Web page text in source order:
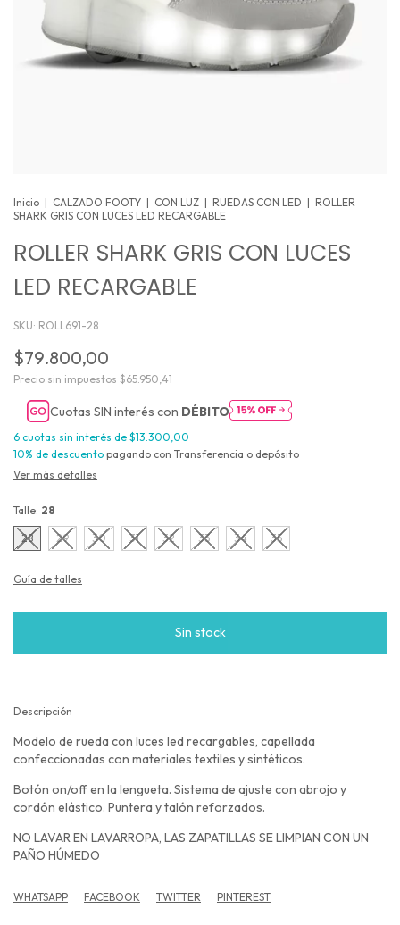
Inicio | CALZADO FOOTY | CON LUZ | RUEDAS CON LED | ROLLER
SHARK GRIS CON LUCES LED RECARGABLE
ROLLER SHARK GRIS CON LUCES
LED RECARGABLE
SKU: ROLL691-28
$79.800,00
Precio sin impuestos $65.950,41
Cuotas SIN interés con DÉBITO
6 cuotas sin interés de $13.300,00
10% de descuento pagando con Transferencia o depósito
Ver más detalles
Talle: 28
28 29 30 31 32 33 34 35
Guía de talles
Descripción
Modelo de rueda con luces led recargables, capellada
confeccionadas con materiales textiles y sintéticos.
Botón on/off en la lengueta. Sistema de ajuste con abrojo y
cordón elástico. Puntera y talón reforzados.
NO LAVAR EN LAVARROPA, LAS ZAPATILLAS SE LIMPIAN CON UN
PAÑO HÚMEDO
WHATSAPP FACEBOOK TWITTER PINTEREST